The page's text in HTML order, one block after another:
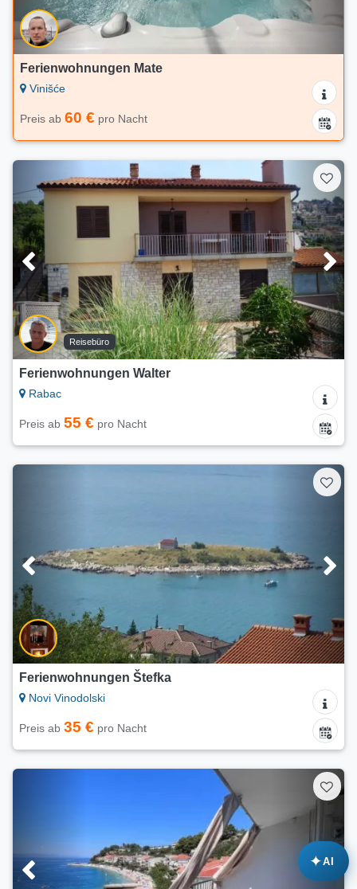
Ferienwohnungen Mate
Vinišće
Preis ab 60 € pro Nacht
Reisebüro
Ferienwohnungen Walter
Rabac
Preis ab 55 € pro Nacht
Ferienwohnungen Štefka
Novi Vinodolski
Preis ab 35 € pro Nacht
✦AI